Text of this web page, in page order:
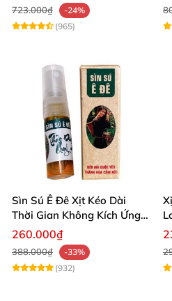
723.000₫
-24%
(965)
Sìn Sú Ê Đê Xịt Kéo Dài
Thời Gian Không Kích Ứng
Da
260.000₫
388.000₫
-33%
(932)